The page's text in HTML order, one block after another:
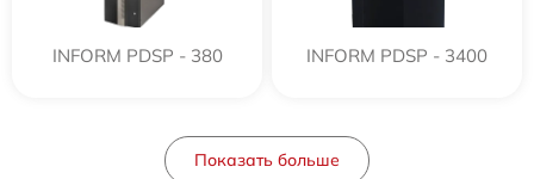
INFORM PDSP - 380 INFORM PDSP - 3400
Показать больше